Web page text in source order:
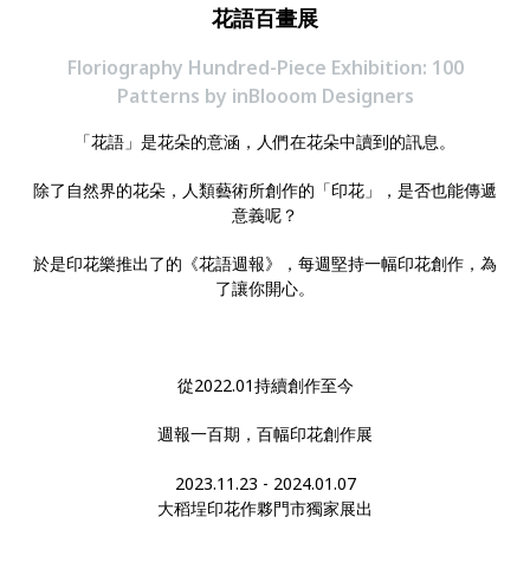
花語百畫展
Floriography Hundred-Piece Exhibition: 100
Patterns by inBlooom Designers
「花語」是花朵的意涵，人們在花朵中讀到的訊息。
除了自然界的花朵，人類藝術所創作的「印花」，是否也能傳遞
意義呢？
於是印花樂推出了的《花語週報》，每週堅持一幅印花創作，為
了讓你開心。
從2022.01持續創作至今
週報一百期，百幅印花創作展
2023.11.23 - 2024.01.07
大稻埕印花作夥門市獨家展出